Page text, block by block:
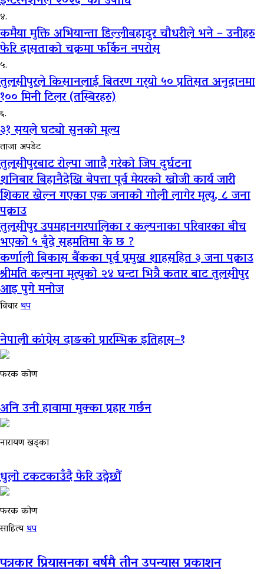
४.
कमैया मुक्ति अभियान्ता डिल्लीबहादुर चौधरीले भने – उनीहरु
फेरि दासताको चक्रमा फर्किन नपरोस
५.
तुलसीपुरले किसानलाई बितरण गर्‍यो ५० प्रतिसत अनुदानमा
१०० मिनी टिलर (तस्बिरहरु)
६.
३१ सयले घट्यो सुनको मूल्य
ताजा अपडेट
तुलसीपुरबाट रोल्पा जाादै गरेको जिप दुर्घटना
शनिबार बिहानैदेखि बेपत्ता पूर्व मेयरको खोजी कार्य जारी
शिकार खेल्न गएका एक जनाको गोली लागेर मृत्यु, ८ जना
पक्राउ
तुलसीपुर उपमहानगरपालिका र कल्पनाका परिवारका बीच
भएको ५ बुँदे सहमतिमा के छ ?
कर्णाली बिकास बैंकका पूर्व प्रमुख शाहसहित ३ जना पक्राउ
श्रीमति कल्पना मृत्युको २४ घन्टा भित्रै कतार बाट तुलसीपुर
आइ पुगे मनोज
विचारथप
नेपाली कांग्रेस दाङको प्रारम्भिक इतिहास–१
फरक कोण
अनि उनी हावामा मुक्का प्रहार गर्छन
नारायण खड्का
धुलो टकटकाउँदै फेरि उठ्नेछौं
फरक कोण
साहित्यथप
पत्रकार प्रियासनका बर्षमै तीन उपन्यास प्रकाशन